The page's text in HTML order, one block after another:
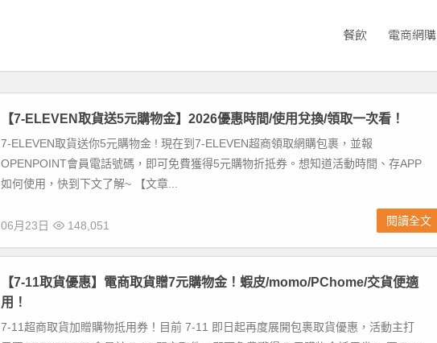
餐飲 電商網購
【7-ELEVEN取貨送5元購物金】2026優惠時間/使用兌換/領取一次看！
7-ELEVEN取貨送你5元購物金 ! 現在到7-ELEVEN超商領取網購包裹，並報
OPENPOINT會員電話號碼，即可免費獲得5元購物折抵券。想知道活動時間、存APP
如何使用，快到下文了解~ 【文章...
06月23日 148,051 閱讀全文
【7-11取貨優惠】電商取貨贈7元購物金！蝦皮/momo/PChome/交貨便適
用！
7-11超商取貨加贈購物抵用券！目前 7-11 即日起再度展開包裹取貨優惠，活動主打